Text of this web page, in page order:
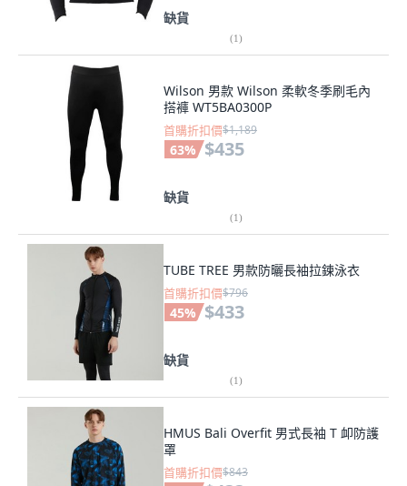
缺貨
(1)
Wilson 男款 Wilson 柔軟冬季刷毛內
搭褲 WT5BA0300P
首購折扣價$1,189
63% $435
缺貨
(1)
TUBE TREE 男款防曬長袖拉鍊泳衣
首購折扣價$796
45% $433
缺貨
(1)
HMUS Bali Overfit 男式長袖 T 卹防護
罩
首購折扣價$843